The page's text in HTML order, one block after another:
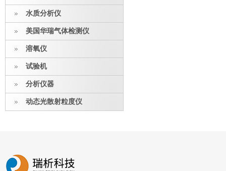
水质分析仪
美国华瑞气体检测仪
溶氧仪
试验机
分析仪器
动态光散射粒度仪